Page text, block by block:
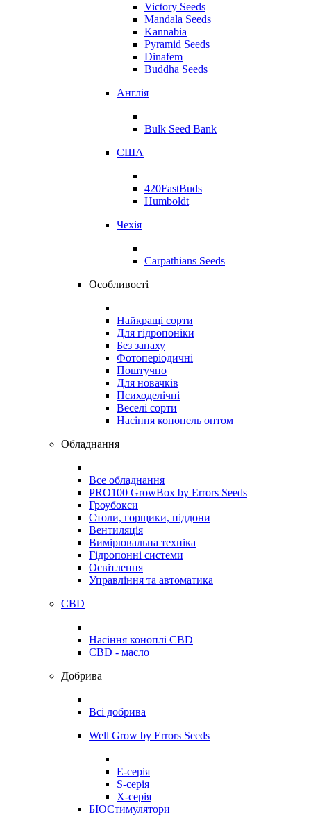
Victory Seeds
Mandala Seeds
Kannabia
Pyramid Seeds
Dinafem
Buddha Seeds
Англія
Bulk Seed Bank
США
420FastBuds
Humboldt
Чехія
Carpathians Seeds
Особливості
Найкращі сорти
Для гідропоніки
Без запаху
Фотоперіодичні
Поштучно
Для новачків
Психоделічні
Веселі сорти
Насіння конопель оптом
Обладнання
Все обладнання
PRO100 GrowBox by Errors Seeds
Гроубокси
Столи, горщики, піддони
Вентиляція
Вимірювальна техніка
Гідропонні системи
Освітлення
Управління та автоматика
CBD
Насіння коноплі CBD
CBD - масло
Добрива
Всі добрива
Well Grow by Errors Seeds
E-серія
S-серія
X-серія
БІОСтимулятори